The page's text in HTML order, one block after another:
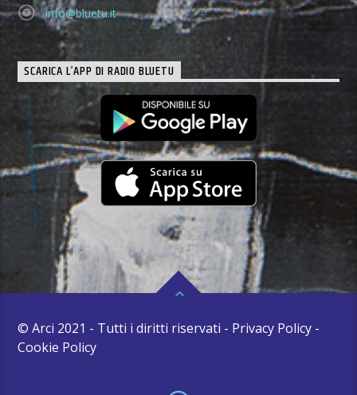
info@bluetu.it
SCARICA L’APP DI RADIO BLUETU
© Arci 2021 - Tutti i diritti riservati - Privacy Policy -
Cookie Policy